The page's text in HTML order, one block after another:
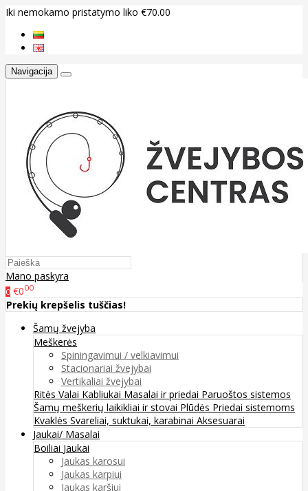
Iki nemokamo pristatymo liko €70.00
Navigacija
Mano paskyra
0 €000
Prekių krepšelis tuščias!
Šamų žvejyba
Meškerės
Spiningavimui / velkiavimui
Stacionariai žvejybai
Vertikaliai žvejybai
Ritės Valai Kabliukai Masalai ir priedai Paruoštos sistemos
Šamų meškerių laikikliai ir stovai Plūdės Priedai sistemoms
Kvaklės Svareliai, suktukai, karabinai Aksesuarai
Jaukai/ Masalai
Boiliai Jaukai
Jaukas karosui
Jaukas karpiui
Jaukas karšiui